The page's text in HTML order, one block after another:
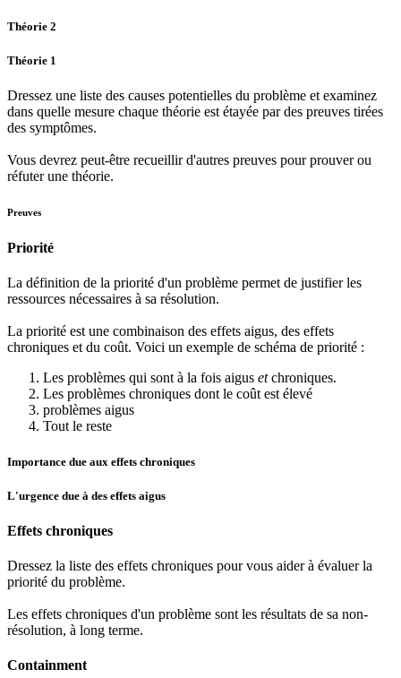
Théorie 2
Théorie 1
Dressez une liste des causes potentielles du problème et examinez
dans quelle mesure chaque théorie est étayée par des preuves tirées
des symptômes.
Vous devrez peut-être recueillir d'autres preuves pour prouver ou
réfuter une théorie.
Preuves
Priorité
La définition de la priorité d'un problème permet de justifier les
ressources nécessaires à sa résolution.
La priorité est une combinaison des effets aigus, des effets
chroniques et du coût. Voici un exemple de schéma de priorité :
Les problèmes qui sont à la fois aigus etchroniques.
Les problèmes chroniques dont le coût est élevé
problèmes aigus
Tout le reste
Importance due aux effets chroniques
L'urgence due à des effets aigus
Effets chroniques
Dressez la liste des effets chroniques pour vous aider à évaluer la
priorité du problème.
Les effets chroniques d'un problème sont les résultats de sa non-
résolution, à long terme.
Containment